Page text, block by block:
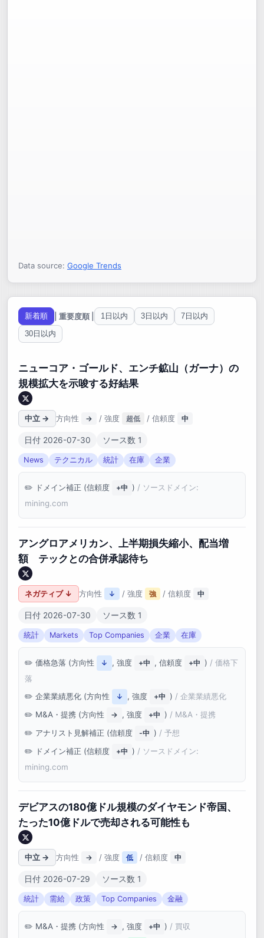
Data source: Google Trends
新着順 | 重要度順 | 1日以内 3日以内
7日以内
30日以内
ニューコア・ゴールド、エンチ鉱山（ガーナ）の
規模拡大を示唆する好結果
中立 → 方向性 → / 強度 超低 / 信頼度 中
日付 2026-07-30 ソース数 1
News テクニカル 統計 在庫 企業
ドメイン補正 (信頼度 +中 ) / ソースドメイン:
mining.com
アングロアメリカン、上半期損失縮小、配当増
額 テックとの合併承認待ち
ネガティブ ↓ 方向性 ↓ / 強度 強 / 信頼度 中
日付 2026-07-30 ソース数 1
統計 Markets Top Companies 企業 在庫
価格急落 (方向性 ↓ , 強度 +中 , 信頼度 +中 ) / 価格下
落
企業業績悪化 (方向性
↓ , 強度 +中 ) / 企業業績悪化
M&A・提携 (方向性
→ , 強度 +中 ) / M&A・提携
アナリスト見解補正 (信頼度
-中 ) / 予想
ドメイン補正 (信頼度
+中 ) / ソースドメイン:
mining.com
デビアスの180億ドル規模のダイヤモンド帝国、
たった10億ドルで売却される可能性も
中立 → 方向性 → / 強度 低 / 信頼度 中
日付 2026-07-29 ソース数 1
統計 需給 政策 Top Companies 金融
M&A・提携 (方向性 → , 強度 +中 ) / 買収